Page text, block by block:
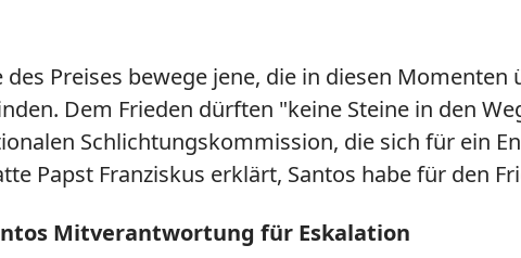
des Preises bewege jene, die in diesen
Dem Frieden dürften "keine Steine in den
Schlichtungskommission, die sich für ein
Papst Franziskus erklärt, Santos habe für den
Mitverantwortung für Eskalation